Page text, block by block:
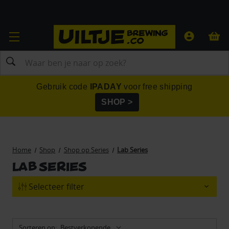
Zoeken
Gebruik code IPADAY voor free shipping
SHOP >
Home Shop Shop op Series Lab Series
Lab Series
Selecteer filter